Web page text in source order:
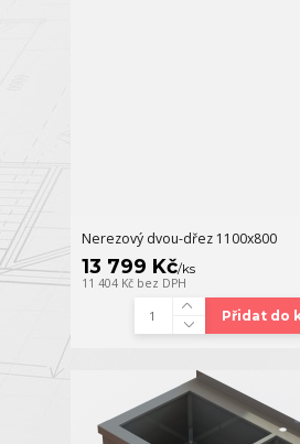
Nerezový dvou-dřez 1100x800
13 799 Kč/ks
11 404 Kč bez DPH
Přidat do